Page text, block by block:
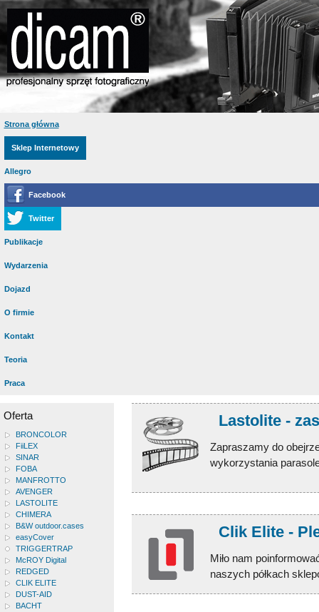
Strona główna
Sklep Internetowy
Allegro
Facebook
Twitter
Publikacje
Wydarzenia
Dojazd
O firmie
Kontakt
Teoria
Praca
Oferta
BRONCOLOR
FiiLEX
SINAR
FOBA
MANFROTTO
AVENGER
LASTOLITE
CHIMERA
B&W outdoor.cases
easyCover
TRIGGERTRAP
McROY Digital
REDGED
CLIK ELITE
DUST-AID
BACHT
Lastolite -
Zapraszamy do
wykorzystania
Clik Elite -
Miło nam
naszych półkach